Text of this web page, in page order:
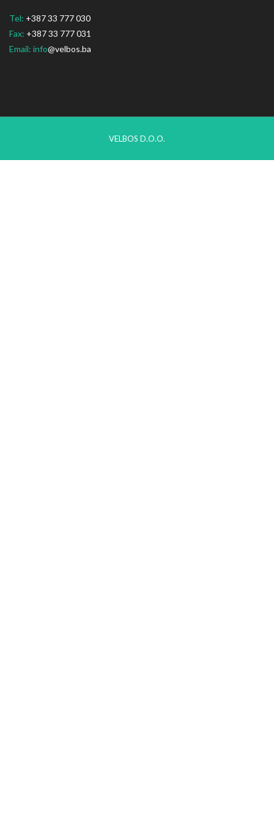
Tel: +387 33 777 030
Fax: +387 33 777 031
Email: info@velbos.ba
VELBOS D.O.O.